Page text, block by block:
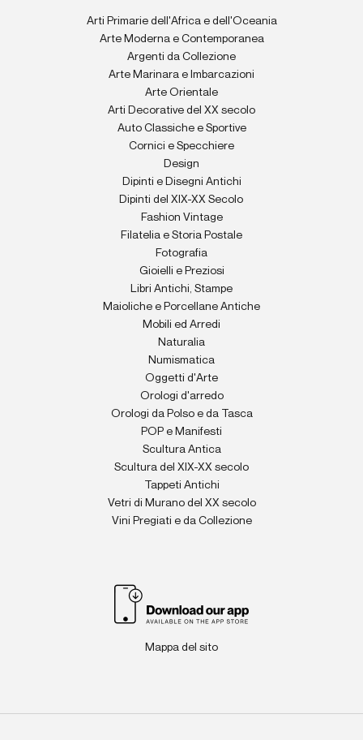
Arti Primarie dell'Africa e dell'Oceania
Arte Moderna e Contemporanea
Argenti da Collezione
Arte Marinara e Imbarcazioni
Arte Orientale
Arti Decorative del XX secolo
Auto Classiche e Sportive
Cornici e Specchiere
Design
Dipinti e Disegni Antichi
Dipinti del XIX-XX Secolo
Fashion Vintage
Filatelia e Storia Postale
Fotografia
Gioielli e Preziosi
Libri Antichi, Stampe
Maioliche e Porcellane Antiche
Mobili ed Arredi
Naturalia
Numismatica
Oggetti d'Arte
Orologi d'arredo
Orologi da Polso e da Tasca
POP e Manifesti
Scultura Antica
Scultura del XIX-XX secolo
Tappeti Antichi
Vetri di Murano del XX secolo
Vini Pregiati e da Collezione
Mappa del sito